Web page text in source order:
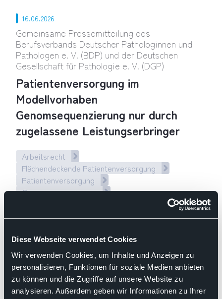
Diese Webseite verwendet Cookies
Wir verwenden Cookies, um Inhalte und Anzeigen zu
personalisieren, Funktionen für soziale Medien anbieten
zu können und die Zugriffe auf unsere Website zu
analysieren. Außerdem geben wir Informationen zu Ihrer
16.06.2026
Gemeinsame Pressemitteilung des
Berufsverbands Deutscher Pathologinnen und
Pathologen e. V. (BDP) und der Deutschen
Gesellschaft für Pathologie e. V. (DGP)
Patientenversorgung im
Modellvorhaben
Genomsequenzierung nur durch
zugelassene Leistungserbringer
Arbeitsrecht
Flächendeckende Patientenversorgung
Patientenversorgung
Genomsequenzierung
Molekularpathologie
04.12.2024
Pressemitteilung des BDP
„Ohne Pathologie gibt es keine